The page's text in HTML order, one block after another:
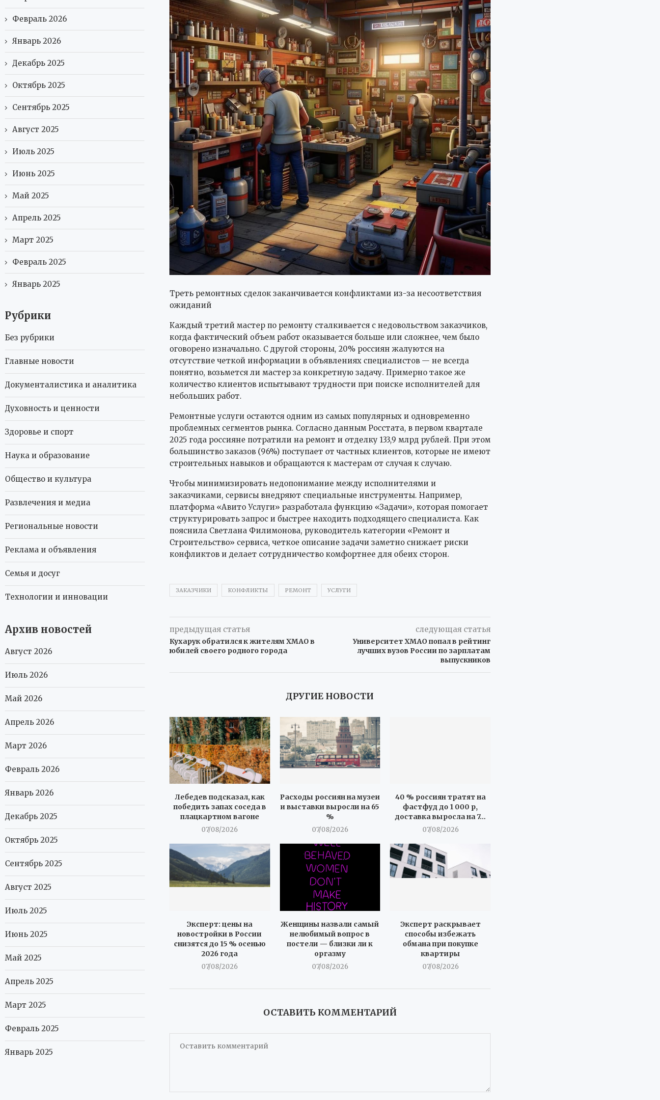
Треть ремонтных сделок заканчивается конфликтами из-за несоответствия
ожиданий
Каждый третий мастер по ремонту сталкивается с недовольством заказчиков,
когда фактический объем работ оказывается больше или сложнее, чем было
оговорено изначально. С другой стороны, 20% россиян жалуются на
отсутствие четкой информации в объявлениях специалистов — не всегда
понятно, возьмется ли мастер за конкретную задачу. Примерно такое же
количество клиентов испытывают трудности при поиске исполнителей для
небольших работ.
Ремонтные услуги остаются одним из самых популярных и одновременно
проблемных сегментов рынка. Согласно данным Росстата, в первом квартале
2025 года россияне потратили на ремонт и отделку 133,9 млрд рублей. При этом
большинство заказов (96%) поступает от частных клиентов, которые не имеют
строительных навыков и обращаются к мастерам от случая к случаю.
Чтобы минимизировать недопонимание между исполнителями и
заказчиками, сервисы внедряют специальные инструменты. Например,
платформа «Авито Услуги» разработала функцию «Задачи», которая помогает
структурировать запрос и быстрее находить подходящего специалиста. Как
пояснила Светлана Филимонова, руководитель категории «Ремонт и
Строительство» сервиса, четкое описание задачи заметно снижает риски
конфликтов и делает сотрудничество комфортнее для обеих сторон.
ЗАКАЗЧИКИ КОНФЛИКТЫ РЕМОНТ УСЛУГИ
предыдущая статья
Кухарук обратился к жителям ХМАО в
юбилей своего родного города
следующая статья
Университет ХМАО попал в рейтинг
лучших вузов России по зарплатам
выпускников
ДРУГИЕ НОВОСТИ
Лебедев подсказал, как
победить запах соседа в
плацкартном вагоне
07/08/2026
Расходы россиян на музеи
и выставки выросли на 65
%
07/08/2026
40 % россиян тратят на
фастфуд до 1 000 р,
доставка выросла на 7...
07/08/2026
Эксперт: цены на
новостройки в России
снизятся до 15 % осенью
2026 года
07/08/2026
Женщины назвали самый
нелюбимый вопрос в
постели — близки ли к
оргазму
07/08/2026
Эксперт раскрывает
способы избежать
обмана при покупке
квартиры
07/08/2026
ОСТАВИТЬ КОММЕНТАРИЙ
Февраль 2026
Январь 2026
Декабрь 2025
Октябрь 2025
Сентябрь 2025
Август 2025
Июль 2025
Июнь 2025
Май 2025
Апрель 2025
Март 2025
Февраль 2025
Январь 2025
Рубрики
Без рубрики
Главные новости
Документалистика и аналитика
Духовность и ценности
Здоровье и спорт
Наука и образование
Общество и культура
Развлечения и медиа
Региональные новости
Реклама и объявления
Семья и досуг
Технологии и инновации
Архив новостей
Август 2026
Июль 2026
Май 2026
Апрель 2026
Март 2026
Февраль 2026
Январь 2026
Декабрь 2025
Октябрь 2025
Сентябрь 2025
Август 2025
Июль 2025
Июнь 2025
Май 2025
Апрель 2025
Март 2025
Февраль 2025
Январь 2025